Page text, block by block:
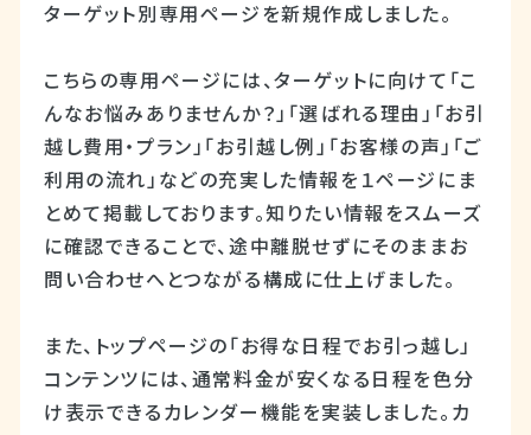
ターゲット別専用ページを新規作成しました。
こちらの専用ページには、ターゲットに向けて「こ
んなお悩みありませんか？」「選ばれる理由」「お引
越し費用・プラン」「お引越し例」「お客様の声」「ご
利用の流れ」などの充実した情報を１ページにま
とめて掲載しております。知りたい情報をスムーズ
に確認できることで、途中離脱せずにそのままお
問い合わせへとつながる構成に仕上げました。
また、トップページの「お得な日程でお引っ越し」
コンテンツには、通常料金が安くなる日程を色分
け表示できるカレンダー機能を実装しました。カ